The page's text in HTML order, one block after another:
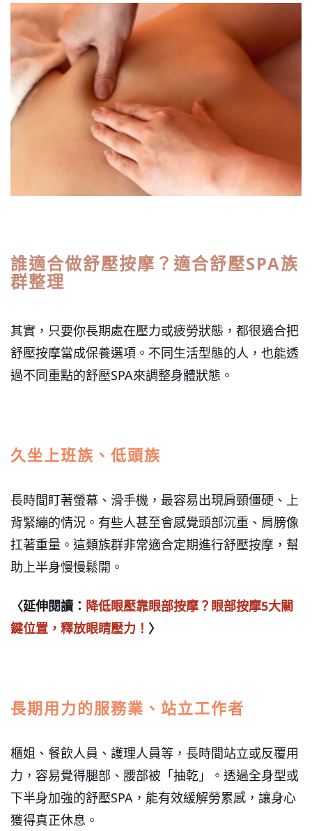
誰適合做舒壓按摩？適合舒壓SPA族
群整理
其實，只要你長期處在壓力或疲勞狀態，都很適合把
舒壓按摩當成保養選項。不同生活型態的人，也能透
過不同重點的舒壓SPA來調整身體狀態。
久坐上班族、低頭族
長時間盯著螢幕、滑手機，最容易出現肩頸僵硬、上
背緊繃的情況。有些人甚至會感覺頭部沉重、肩膀像
扛著重量。這類族群非常適合定期進行舒壓按摩，幫
助上半身慢慢鬆開。
〈延伸閱讀： 降低眼壓靠眼部按摩？眼部按摩5大關
鍵位置，釋放眼睛壓力！ 〉
長期用力的服務業、站立工作者
櫃姐、餐飲人員、護理人員等，長時間站立或反覆用
力，容易覺得腿部、腰部被「抽乾」。透過全身型或
下半身加強的舒壓SPA，能有效緩解勞累感，讓身心
獲得真正休息。